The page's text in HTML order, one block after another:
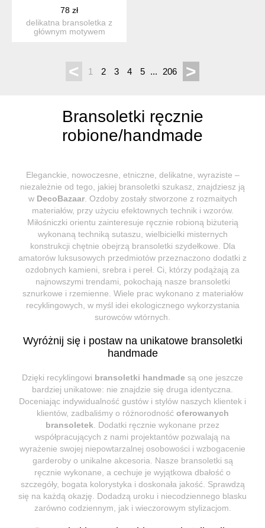
78 zł
delikatna bransoletka z
głównym motywem
< 1 2 3 4 5 ... 206 >
Bransoletki ręcznie
robione/handmade
Eleganckie, nowoczesne, etniczne, delikatne, wyraziste –
niezależnie od tego, jakiej bransoletki szukasz, znajdziesz ją
w DecoBazaar. Ozdoby zostały stworzone z rozmaitych
materiałów, przy użyciu efektownych technik i wzorów.
Miłośniczki orientu zainteresuje ręcznie robioną biżuterią
wykonaną techniką sutaszu, wielbicielki misternych
konstrukcji chętnie obejrzą bransoletki szydełkowe. Dla
amatorów luksusowych przedmiotów przeznaczono dodatki z
ozdobnych kamieni, srebra i pereł. Ci, którzy podążają za
najnowszymi trendami, pokochają nasze bransoletki
sznurkowe i rzemienne. Wiele prac wykonano z materiałów
recyklingowych, w myśl idei ekologicznego wykorzystania
surowców wtórnych.
Wyróżnij się i postaw na unikatowe bransoletki
handmade
Dzięki recyklingowi bransoletki handmade są one jeszcze
bardziej unikatowe: nie znajdzie się druga identyczna.
Doceniając indywidualność gustów i stylów naszych klientek i
klientów, zadbaliśmy o różnorodność oferowanych
bransoletek . Dodatki ręcznie wykonane przez
współpracujących z nami projektantów pozwalają na
wyrażenie swojej niepowtarzalnej osobowości i wzbogacenie
garderoby o unikalne akcesoria. Nasze bransoletki są
ręcznie wykonane, a cechuje je wyjątkowa dbałość o
szczegóły, bogata kolorystyka i doskonała jakość. Sprawdzą
się na każdą okazję. Dodadzą uroku i niecodziennego blasku
zarówno codziennym, jak i wieczorowym stylizacjom.